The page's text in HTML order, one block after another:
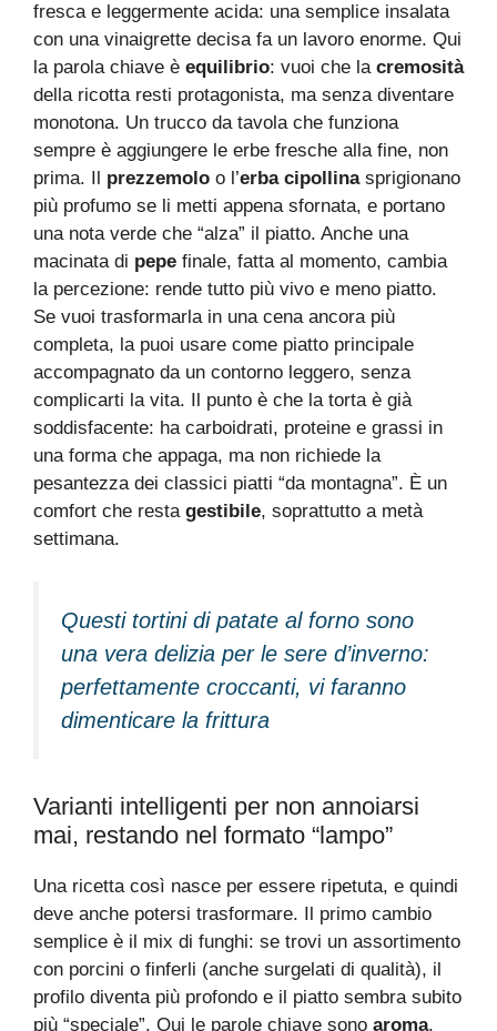
fresca e leggermente acida: una semplice insalata
con una vinaigrette decisa fa un lavoro enorme. Qui
la parola chiave è equilibrio: vuoi che la cremosità
della ricotta resti protagonista, ma senza diventare
monotona. Un trucco da tavola che funziona
sempre è aggiungere le erbe fresche alla fine, non
prima. Il prezzemolo o l’erba cipollinasprigionano
più profumo se li metti appena sfornata, e portano
una nota verde che “alza” il piatto. Anche una
macinata di pepe finale, fatta al momento, cambia
la percezione: rende tutto più vivo e meno piatto.
Se vuoi trasformarla in una cena ancora più
completa, la puoi usare come piatto principale
accompagnato da un contorno leggero, senza
complicarti la vita. Il punto è che la torta è già
soddisfacente: ha carboidrati, proteine e grassi in
una forma che appaga, ma non richiede la
pesantezza dei classici piatti “da montagna”. È un
comfort che resta gestibile, soprattutto a metà
settimana.
Questi tortini di patate al forno sono
una vera delizia per le sere d’inverno:
perfettamente croccanti, vi faranno
dimenticare la frittura
Varianti intelligenti per non annoiarsi
mai, restando nel formato “lampo”
Una ricetta così nasce per essere ripetuta, e quindi
deve anche potersi trasformare. Il primo cambio
semplice è il mix di funghi: se trovi un assortimento
con porcini o finferli (anche surgelati di qualità), il
profilo diventa più profondo e il piatto sembra subito
più “speciale”. Qui le parole chiave sono aroma,